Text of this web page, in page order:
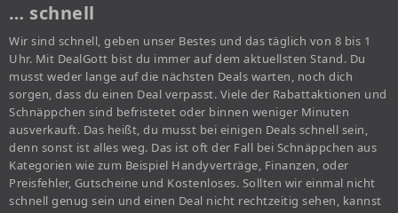
… schnell
Wir sind schnell, geben unser Bestes und das täglich von 8 bis 1
Uhr. Mit DealGott bist du immer auf dem aktuellsten Stand. Du
musst weder lange auf die nächsten Deals warten, noch dich
sorgen, dass du einen Deal verpasst. Viele der Rabattaktionen und
Schnäppchen sind befristetet oder binnen weniger Minuten
ausverkauft. Das heißt, du musst bei einigen Deals schnell sein,
denn sonst ist alles weg. Das ist oft der Fall bei Schnäppchen aus
Kategorien wie zum Beispiel Handyverträge, Finanzen, oder
Preisfehler, Gutscheine und Kostenloses. Sollten wir einmal nicht
schnell genug sein und einen Deal nicht rechtzeitig sehen, kannst